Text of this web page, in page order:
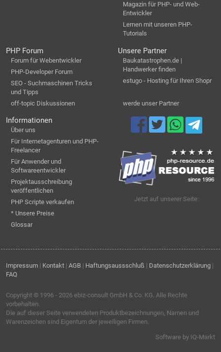
Magazin für PHP- und Web-
Entwickler
Lernen mit unseren PHP-
Tutorials
PHP Forum
Forum für Webentwickler
PHP-Developer Forum
SEO - Suchmaschinen Tricks
und Tipps
off-topic Diskussionen
Unsere Partner
Baukatastrophen.de |
Handwerker finden
estugo - Hosting für Ihren Shopr
werde unser Partner
Informationen
Über uns
Für Internetagenturen und PHP-
Freelancer
Für Anwender und
Softwareentwickler
Projektausschreibung
veröffentlichen
PHP Scripte verkaufen
* Unsere Preise
Glossar
Jetzt auf unserer Seite:
Impressum | Kontakt | AGB | Haftungsaussschluß | Datenschutzerklärung |
FAQ
Copyright © 1996 - 2026 ebiz-consult GmbH & Co. KG . Alle Rechte
vorbehalten.
Die auf dieser Seite verwendeten Produktbezeichnungen, Namen und
Warenzeichen sind Eigentum der jeweiligen Firmen.
Software by IQ-Markt